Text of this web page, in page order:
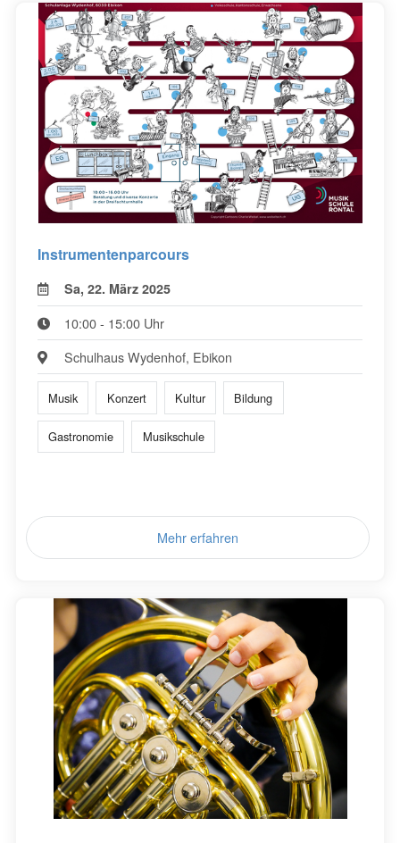
Instrumentenparcours
Sa, 22. März 2025
10:00 - 15:00 Uhr
Schulhaus Wydenhof, Ebikon
Musik Konzert Kultur Bildung
Gastronomie Musikschule
Mehr erfahren